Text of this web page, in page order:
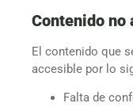
Contenido no
El contenido que
accesible por lo
Falta de